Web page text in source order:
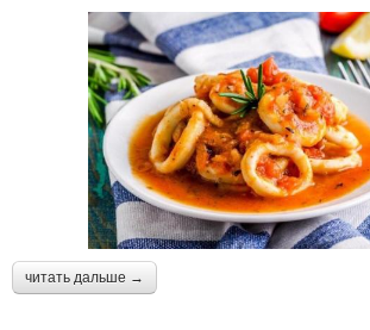
читать дальше →